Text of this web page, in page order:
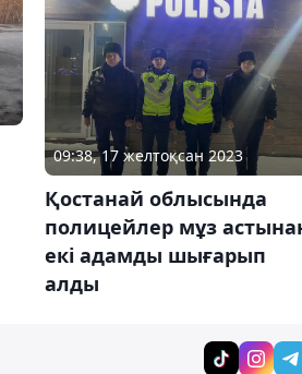
09:38, 17 желтоқсан 2023
Қостанай облысында
полицейлер мұз
екі адамды шығарып
алды